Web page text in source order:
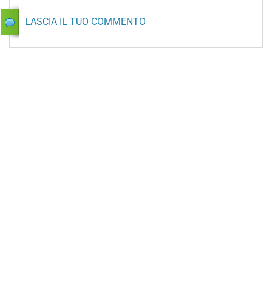
LASCIA IL TUO COMMENTO